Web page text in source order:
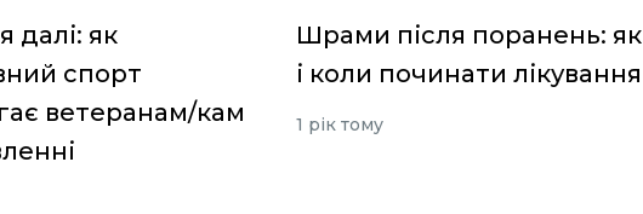
далі: як
спорт
ветеранам/кам
Шрами після поранень: як
і коли починати лікування
1 рік тому